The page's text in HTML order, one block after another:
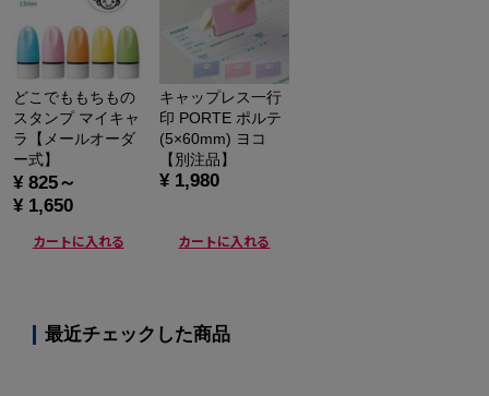
どこでももちもの
スタンプ マイキャ
ラ【メールオーダ
ー式】
¥ 825～
¥ 1,650
カートに入れる
キャップレス一行
印 PORTE ポルテ
(5×60mm) ヨコ
【別注品】
¥ 1,980
カートに入れる
最近チェックした商品